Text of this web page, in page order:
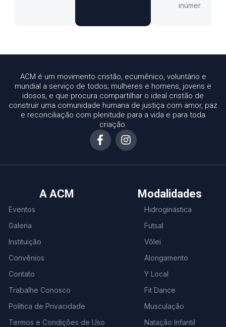
inúmeros
ACM é um movimento cristão, ecumênico, voluntário e
mundial a serviço de todos; mulheres e homens, jovens e
idosos, e que procura compartilhar o ideal cristão de
construir uma comunidade humana de justiça com amor, paz
e reconciliação com plenitude para a vida e para toda
criação.
Modalidades
Hidroginástica
Futsal
Vôlei
Alongamento
Y Local
Fit Dance
Musculação
Natação Infantil
A ACM
Eventos
Galeria
Instituição
Convênios
Contato
Trabalhe Conosco
Política de Privacidade
Termos e Condições de Uso